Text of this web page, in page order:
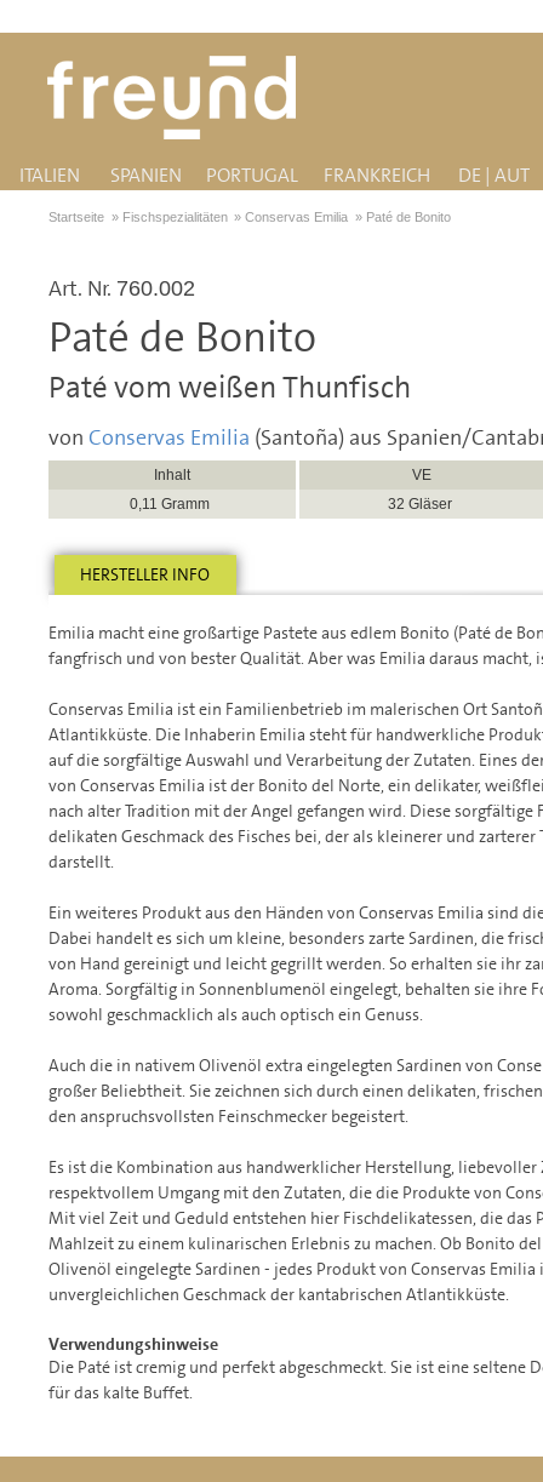
ITALIEN SPANIEN PORTUGAL FRANKREICH DE | AUT
Startseite » Fischspezialitäten »Conservas Emilia » Paté de Bonito
Art. Nr. 760.002
Paté de Bonito
Paté vom weißen Thunfisch
von Conservas Emilia (Santoña) aus Spanien/
Inhalt
VE
0,11 Gramm
32 Gläser
HERSTELLER INFO
Emilia macht eine großartige Pastete aus edlem Bonito (Paté de
fangfrisch und von bester Qualität. Aber was Emilia daraus macht,
Conservas Emilia ist ein Familienbetrieb im malerischen Ort
Atlantikküste. Die Inhaberin Emilia steht für handwerkliche
auf die sorgfältige Auswahl und Verarbeitung der Zutaten. Eines
von Conservas Emilia ist der Bonito del Norte, ein delikater,
nach alter Tradition mit der Angel gefangen wird. Diese sorgfältige
delikaten Geschmack des Fisches bei, der als kleinerer und
darstellt.
Ein weiteres Produkt aus den Händen von Conservas Emilia sind
Dabei handelt es sich um kleine, besonders zarte Sardinen, die
von Hand gereinigt und leicht gegrillt werden. So erhalten sie ihr
Aroma. Sorgfältig in Sonnenblumenöl eingelegt, behalten sie ihre
sowohl geschmacklich als auch optisch ein Genuss.
Auch die in nativem Olivenöl extra eingelegten Sardinen von
großer Beliebtheit. Sie zeichnen sich durch einen delikaten,
den anspruchsvollsten Feinschmecker begeistert.
Es ist die Kombination aus handwerklicher Herstellung,
respektvollem Umgang mit den Zutaten, die die Produkte von
Mit viel Zeit und Geduld entstehen hier Fischdelikatessen, die das
Mahlzeit zu einem kulinarischen Erlebnis zu machen. Ob Bonito
Olivenöl eingelegte Sardinen - jedes Produkt von Conservas
unvergleichlichen Geschmack der kantabrischen Atlantikküste.
Verwendungshinweise
Die Paté ist cremig und perfekt abgeschmeckt. Sie ist eine seltene
für das kalte Buffet.